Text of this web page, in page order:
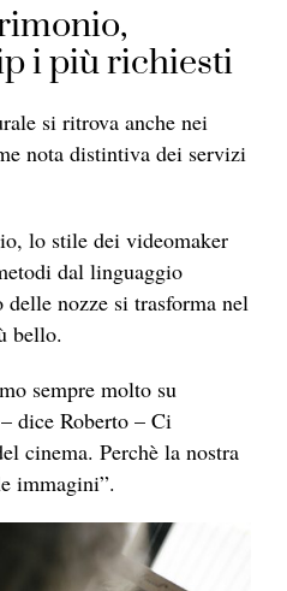
i più richiesti
si ritrova anche nei
nota distintiva dei servizi
lo stile dei videomaker
dal linguaggio
nozze si trasforma nel
bello.
sempre molto su
dice Roberto – Ci
cinema. Perchè la nostra
immagini”.